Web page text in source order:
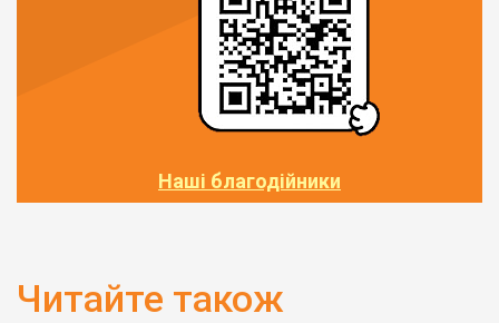
Наші благодійники
Читайте також